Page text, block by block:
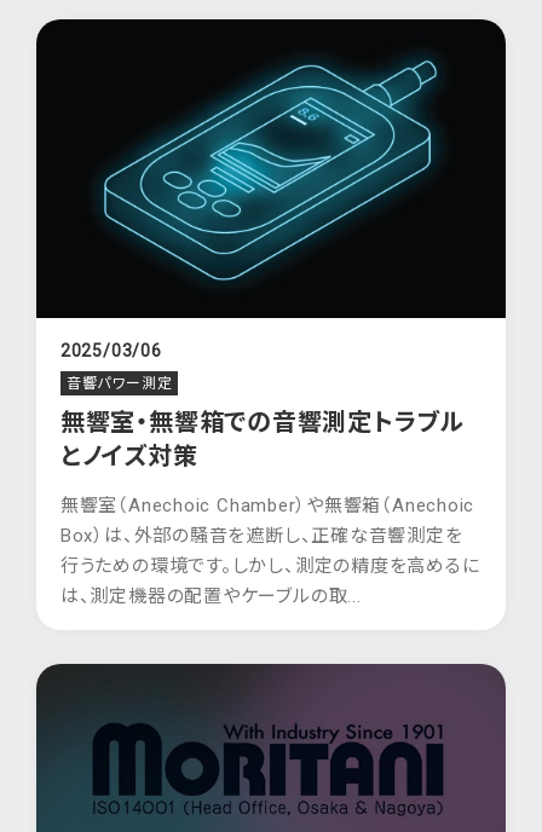
2025/03/06
音響パワー測定
無響室・無響箱での音響測定トラブル
とノイズ対策
無響室（Anechoic Chamber）や無響箱（Anechoic
Box）は、外部の騒音を遮断し、正確な音響測定を
行うための環境です。しかし、測定の精度を高めるに
は、測定機器の配置やケーブルの取...